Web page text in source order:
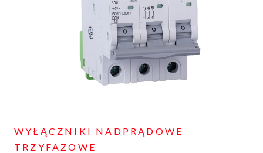
WYŁĄCZNIKI NADPRĄDOWE
TRZYFAZOWE